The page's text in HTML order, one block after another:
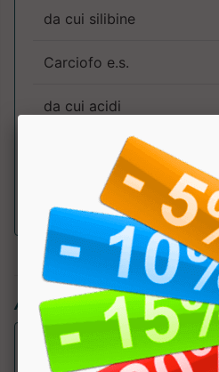
da cui silibine
Carciofo e.s.
da cui acidi
CoenzimaQ10
Articoli simili: